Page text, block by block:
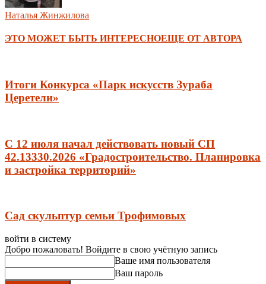
Наталья Жинжилова
ЭТО МОЖЕТ БЫТЬ ИНТЕРЕСНОЕЩЕ ОТ АВТОРА
Итоги Конкурса «Парк искусств Зураба
Церетели»
С 12 июля начал действовать новый СП
42.13330.2026 «Градостроительство. Планировка
и застройка территорий»
Сад скульптур семьи Трофимовых
войти в систему
Добро пожаловать! Войдите в свою учётную запись
Ваше имя пользователя
Ваш пароль